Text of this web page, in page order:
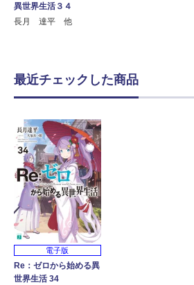
異世界生活３４
長月 達平 他
最近チェックした商品
電子版
Re：ゼロから始める異
世界生活 34